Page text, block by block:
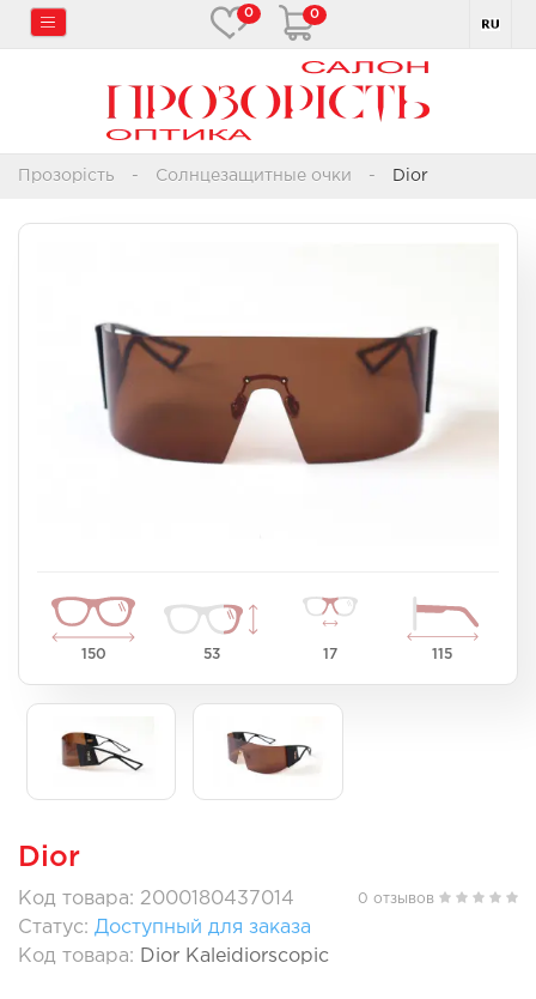
0 0
Прозорість Солнцезащитные очки Dior
150 53 17 115
Dior
Код товара: 2000180437014
Статус: Доступный для заказа
Код товара:
Dior Kaleidiorscopic
0 отзывов